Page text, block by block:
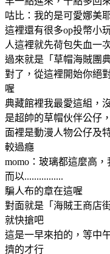
咕比：我的是可愛娜美
這裡還有很多op投幣小
人這裡就先荷包失血一
過來就是「草帽海賊團典
對了，從這裡開始你絕
喔
典藏館裡我最愛這組，
是超帥的草帽伙伴公仔
面裡是動漫人物公仔及
較過癮
momo：玻璃都這麼高
而以................
騙人布的章在這喔
對面就是「海賊王商店
就快搶吧
這是一早來拍的，等中
擠的才行